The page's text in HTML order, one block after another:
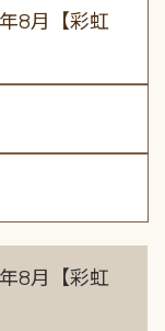
年8月【彩虹
年8月【彩虹